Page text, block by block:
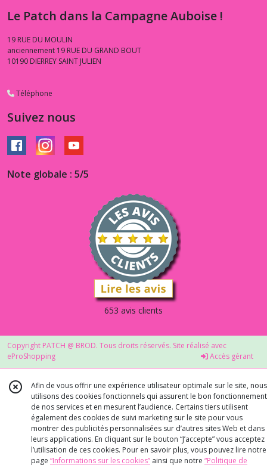
Le Patch dans la Campagne Auboise !
19 RUE DU MOULIN
anciennement 19 RUE DU GRAND BOUT
10190 DIERREY SAINT JULIEN
Téléphone
Suivez nous
Note globale : 5/5
653 avis clients
Copyright PATCH @ BROD. Tous droits réservés. Site réalisé avec
eProShopping
Accès gérant
Afin de vous offrir une expérience utilisateur optimale sur le site, nous
utilisons des cookies fonctionnels qui assurent le bon fonctionnement
de nos services et en mesurent l’audience. Certains tiers utilisent
également des cookies de suivi marketing sur le site pour vous
montrer des publicités personnalisées sur d’autres sites Web et dans
leurs applications. En cliquant sur le bouton “J’accepte” vous acceptez
l’utilisation de ces cookies. Pour en savoir plus, vous pouvez lire notre
page “Informations sur les cookies” ainsi que notre “Politique de